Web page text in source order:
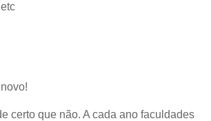
certo que não. A cada ano faculdades